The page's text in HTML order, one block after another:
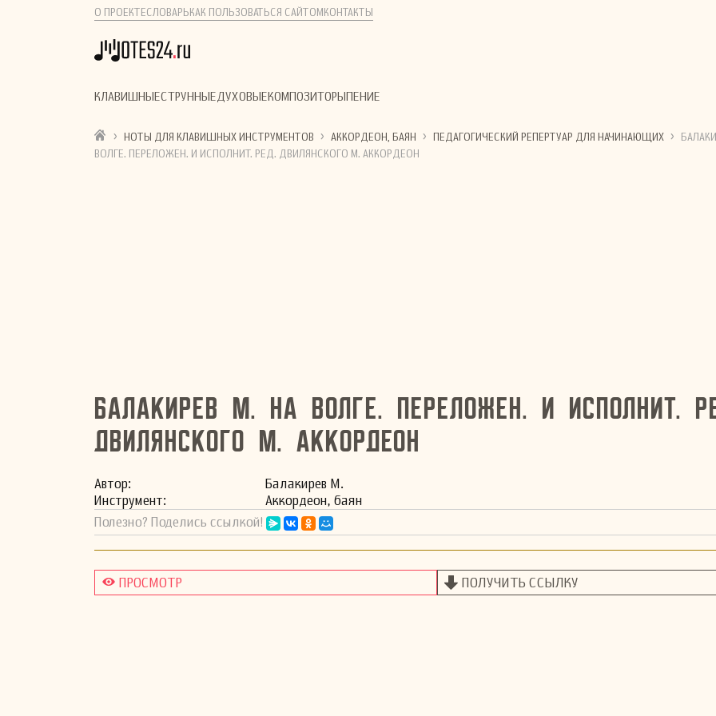
О ПРОЕКТЕСЛОВАРЬ КАК ПОЛЬЗОВАТЬСЯ САЙТОМ КОНТАКТЫ
КЛАВИШНЫЕСТРУННЫЕДУХОВЫЕКОМПОЗИТОРЫ ПЕНИЕ
› НОТЫ ДЛЯ КЛАВИШНЫХ ИНСТРУМЕНТОВ › АККОРДЕОН, БАЯН › ПЕДАГОГИЧЕСКИЙ РЕПЕРТУАР ДЛЯ НАЧИНАЮЩИХ ›
ВОЛГЕ. ПЕРЕЛОЖЕН. И ИСПОЛНИТ. РЕД. ДВИЛЯНСКОГО М. АККОРДЕОН
Балакирев М. На Волге. Переложен. и исполнит.
Двилянского М. Аккордеон
Автор:
Балакирев М.
Инстру­мент:
Аккордеон, баян
Полезно? Поделись ссылкой!
ПРОСМОТР ПОЛУЧИТЬ ССЫЛКУ